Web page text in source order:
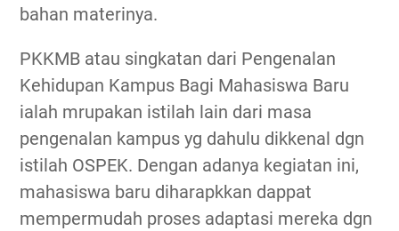
bahan materinya.
PKKMB atau singkatan dari Pengenalan
Kehidupan Kampus Bagi Mahasiswa Baru
ialah mrupakan istilah lain dari masa
pengenalan kampus yg dahulu dikkenal dgn
istilah OSPEK. Dengan adanya kegiatan ini,
mahasiswa baru diharapkkan dappat
mempermudah proses adaptasi mereka dgn